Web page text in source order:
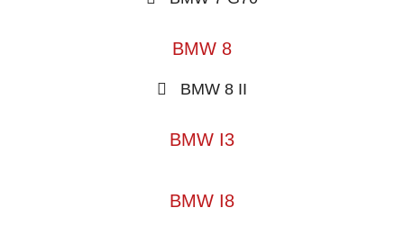
BMW 8
BMW 8 II
BMW I3
BMW I8